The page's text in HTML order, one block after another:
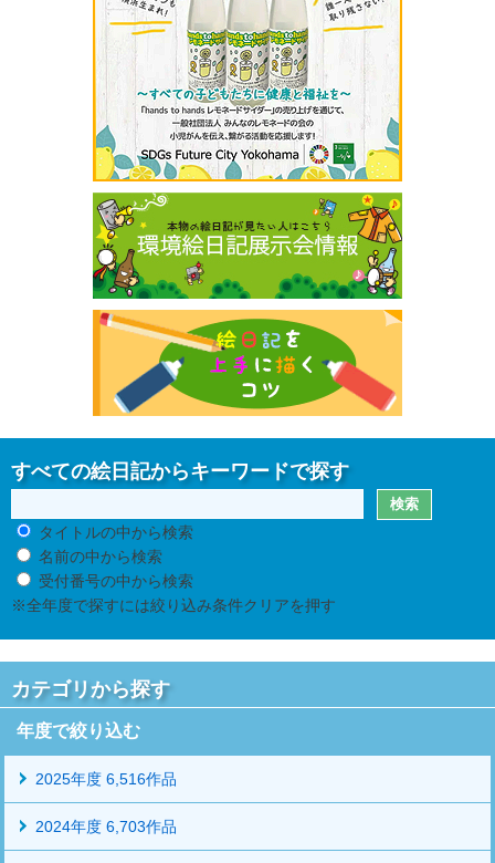
すべての絵日記からキーワードで探す
タイトルの中から検索
名前の中から検索
受付番号の中から検索
※全年度で探すには絞り込み条件クリアを押す
カテゴリから探す
年度で絞り込む
2025年度 6,516作品
2024年度 6,703作品